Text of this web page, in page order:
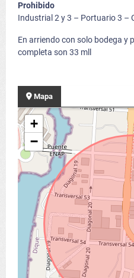
Prohibido
Industrial 2 y 3 – Portuario 3 –
En arriendo con solo bodega y
completa son 33 mll
Mapa
+
−